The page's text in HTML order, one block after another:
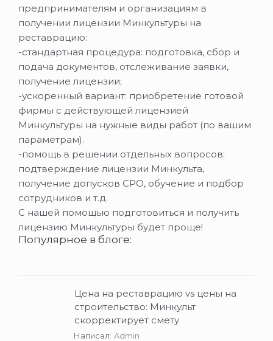
предпринимателям и организациям в
получении лицензии Минкультуры на
реставрацию:
-стандартная процедура: подготовка, сбор и
подача документов, отслеживание заявки,
получение лицензии;
-ускоренный вариант: приобретение готовой
фирмы с действующей лицензией
Минкультуры на нужные виды работ (по вашим
параметрам).
-помощь в решении отдельных вопросов:
подтверждение лицензии Минкульта,
получение допусков СРО, обучение и подбор
сотрудников и т.д.
С нашей помощью подготовиться и получить
лицензию Минкультуры будет проще!
Популярное в блоге:
Цена на реставрацию vs цены на
строительство: Минкульт
скорректирует смету
Написал: Admin